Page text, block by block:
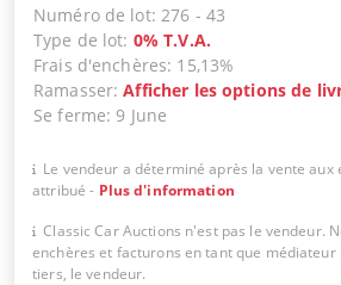
Numéro de lot:276 - 43
Type de lot: 0% T.V.A.
Frais d'enchères: 15,13%
Ramasser:Afficher les options de
Se ferme: 9 June
Le vendeur a déterminé après la vente aux
attribué - Plus d'information
Classic Car Auctions n'est pas le vendeur.
enchères et facturons en tant que
tiers, le vendeur.